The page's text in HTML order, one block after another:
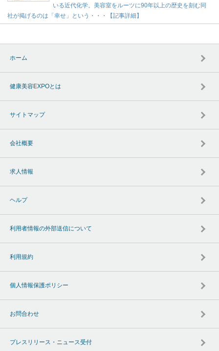
いる近代化学。美容室をルーツに90年以上の歴史を刻む同
社が掲げるのは「幸せ」という・・・【記事詳細】
ホーム
健康美容EXPOとは
サイトマップ
会社概要
求人情報
ヘルプ
利用者情報の外部送信について
利用規約
個人情報保護ポリシー
お問合わせ
プレスリリース・ニュース受付